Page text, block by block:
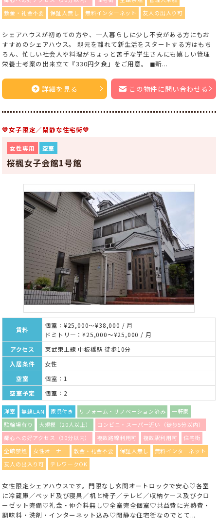
敷金・礼金不要
保証人無し 無料インターネット 友人の出入り可
シェアハウスが初めての方や、一人暮らしに少し不安がある方にもお
すすめのシェアハウス。 親元を離れて新生活をスタートする方はもち
ろん、忙しい社会人や料理がちょっと苦手な学生さんにも嬉しい管理
栄養士考案の出来立て『330円夕食』をご用意。 ◼︎新...
詳細を見る この物件に問い合わせる
💛女子限定／閑静な住宅街💛
女性専用 空室
桜楓女子会館1号館
賃料
個室：¥25,000～¥38,000 / 月
ドミトリー：¥25,000～¥25,000 / 月
アクセス
東武東上線 中板橋駅 徒歩10分
入居条件
女性
空室
個室：1
空室予定
個室：2
洋室 無線LAN 家具付き リフォーム・リノベーション済み
一軒家
駐輪場有り
大規模（20人以上）
コンビニ・スーパー近い（徒歩5分以内）
都心への好アクセス（30分以内）
複数路線利用可 複数駅利用可
住宅街
全館禁煙
女性オーナー 敷金・礼金不要 保証人無し
無料インターネット
友人の出入り可
テレワークOK
女性限定シェアハウスです。門限なし玄関オートロックで安心♡各室
に冷蔵庫／ベッド及び寝具／机と椅子／テレビ／収納ケース及びクロ
ーゼット完備♡礼金・仲介料無し♡全室完全個室♡共益費に光熱費・
調味料・洗剤・インターネット込み♡閑静な住宅街なのでとて...